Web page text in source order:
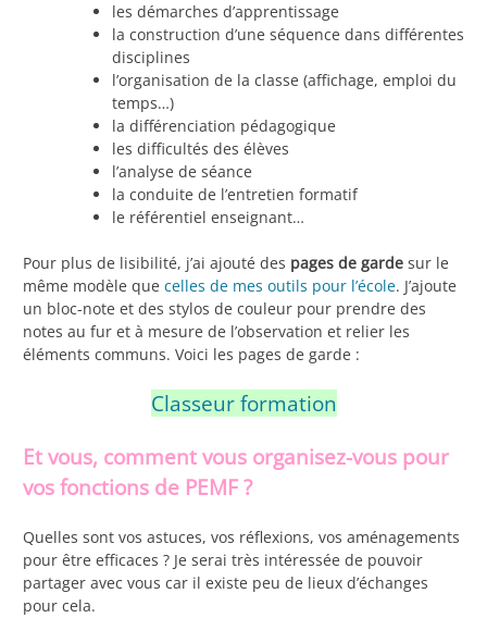
les démarches d’apprentissage
la construction d’une séquence dans différentes
disciplines
l’organisation de la classe (affichage, emploi du
temps…)
la différenciation pédagogique
les difficultés des élèves
l’analyse de séance
la conduite de l’entretien formatif
le référentiel enseignant…
Pour plus de lisibilité, j’ai ajouté des pages de garde sur le
même modèle que celles de mes outils pour l’école. J’ajoute
un bloc-note et des stylos de couleur pour prendre des
notes au fur et à mesure de l’observation et relier les
éléments communs. Voici les pages de garde :
Classeur formation
Et vous, comment vous organisez-vous pour
vos fonctions de PEMF ?
Quelles sont vos astuces, vos réflexions, vos aménagements
pour être efficaces ? Je serai très intéressée de pouvoir
partager avec vous car il existe peu de lieux d’échanges
pour cela.